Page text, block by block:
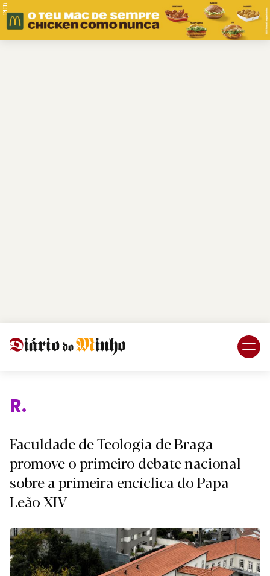
PUB.
Rel
Faculdade de Teologia de Braga
promove o primeiro debate nacional
sobre a primeira encíclica do Papa
Leão XIV